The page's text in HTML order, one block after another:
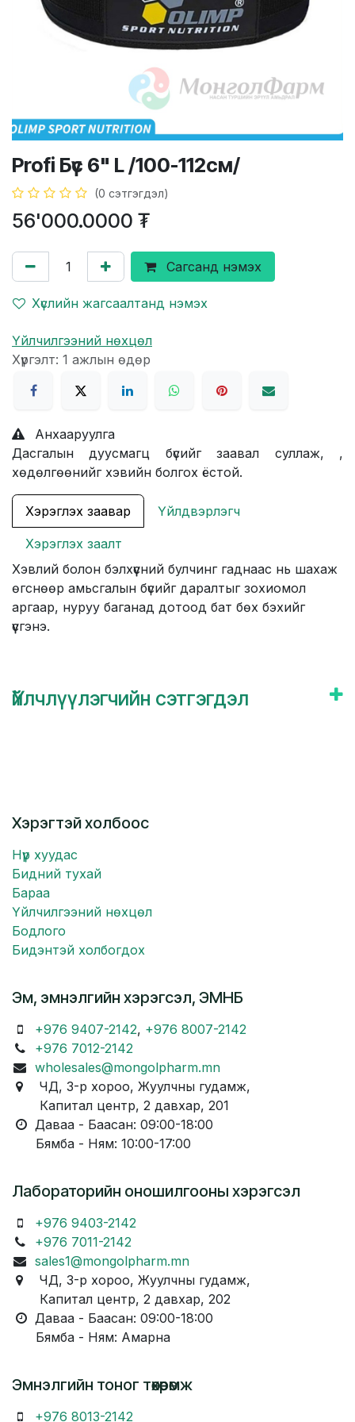
Profi Бүс 6" L /100-112см/
(0 сэтгэгдэл)
56'000.0000 ₮
Сагсанд нэмэх
Хүслийн жагсаалтанд нэмэх
Үйлчилгээний нөхцөл
Хүргэлт: 1 ажлын өдөр
Анхааруулга
Дасгалын дуусмагц бүсийг заавал суллаж, ,
хөдөлгөөнийг хэвийн болгох ёстой.
Хэрэглэх заавар Үйлдвэрлэгч
Хэрэглэх заалт
Хэвлий болон бэлхүүсний булчинг гаднаас нь шахаж
өгснөөр амьсгалын бүсийг даралтыг зохиомол
аргаар, нуруу баганад дотоод бат бөх бэхийг
үүсгэнэ.
Үйлчлүүлэгчийн сэтгэгдэл
Хэрэгтэй холбоос
Нүүр хуудас
Бидний тухай
Бараа
Үйлчилгээний нөхцөл
Бодлого
Бидэнтэй холбогдох
Эм, эмнэлгийн хэрэгсэл, ЭМНБ
+976 9407-2142, +976 8007-2142
+976 7012-2142
wholesales@mongolpharm.mn
ЧД, 3-р хороо, Жуулчны гудамж,
Капитал центр, 2 давхар, 201
Даваа - Баасан: 09:00-18:00
Бямба - Ням: 10:00-17:00
Лабораторийн оношилгооны хэрэгсэл
+976 9403-2142
+976 7011-2142
sales1@mongolpharm.mn
ЧД, 3-р хороо, Жуулчны гудамж,
Капитал центр, 2 давхар, 202
Даваа - Баасан: 09:00-18:00
Бямба - Ням: Амарна
Эмнэлгийн тоног төхөөрөмж
+976 8013-2142